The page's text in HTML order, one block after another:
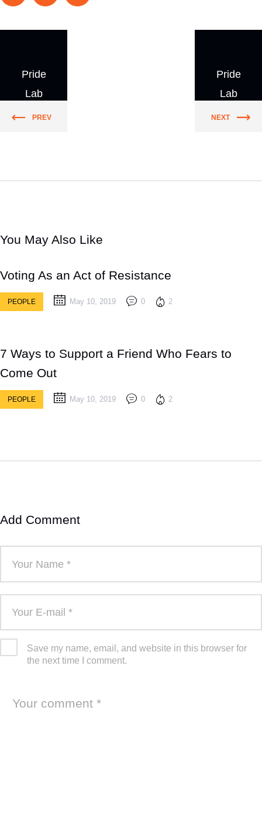
Pride
Lab
PREV
Pride
Lab
NEXT
You May Also Like
Voting As an Act of Resistance
PEOPLE May 10, 2019 0 2
7 Ways to Support a Friend Who Fears to
Come Out
PEOPLE May 10, 2019 0 2
Add Comment
Save my name, email, and website in this browser for
the next time I comment.